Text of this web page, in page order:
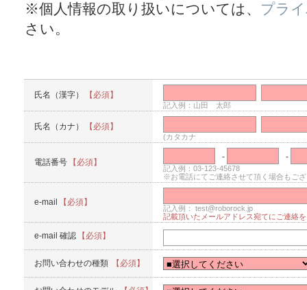
※個人情報の取り扱いについては、
プラ
さい。
氏名（漢字） 【必須】
記入例：山田 太郎
氏名（カナ） 【必須】
(カタカナ
電話番号 【必須】
- -
記入例：03-123-45678
※お電話にてご連絡させて頂く場合もご
e-mail 【必須】
記入例： test@roborock.jp
記載頂いたメールアドレス宛てにご連絡
e-mail 確認 【必須】
お問い合わせの種類 【必須】